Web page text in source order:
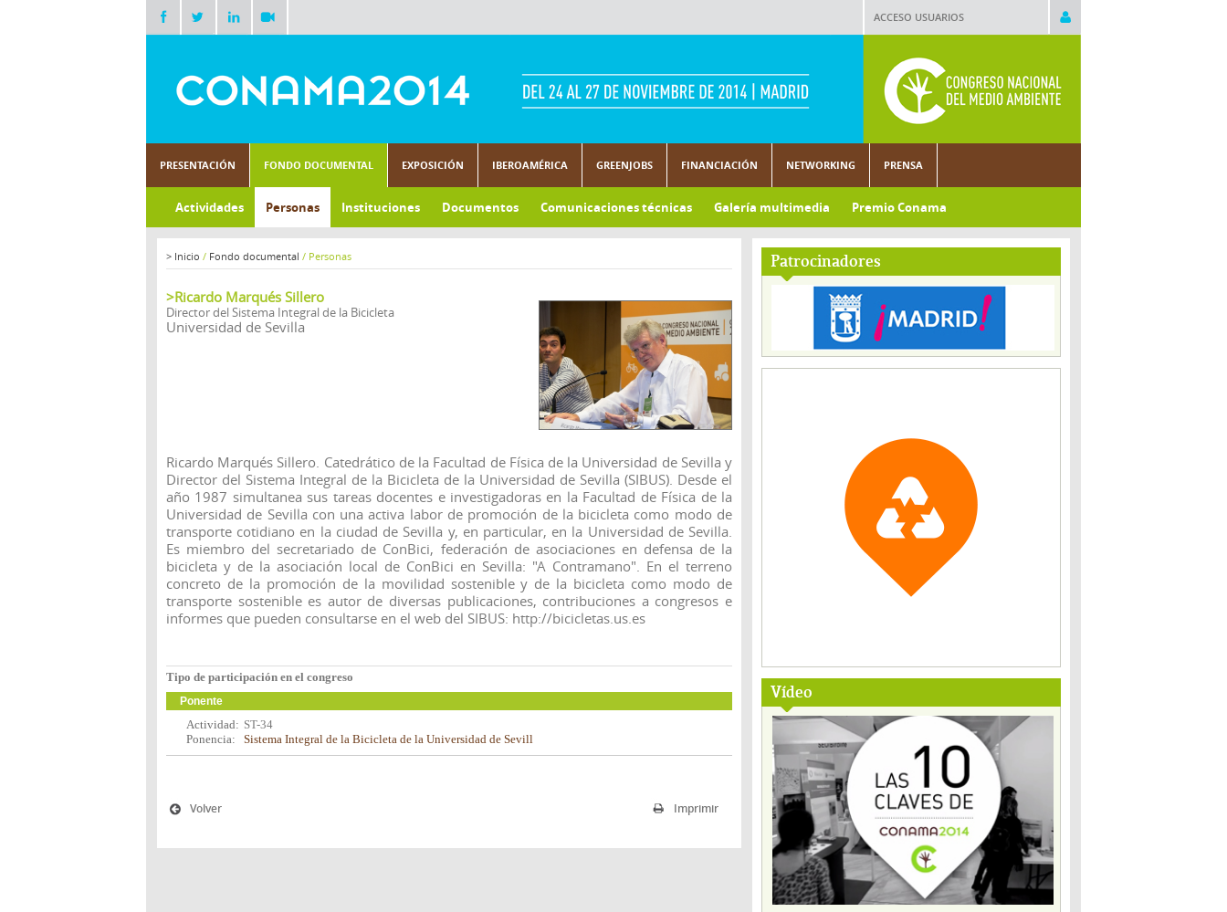
ACCESO USUARIOS
PRESENTACIÓN FONDO DOCUMENTAL EXPOSICIÓN IBEROAMÉRICA GREENJOBS FINANCIACIÓN NETWORKING PRENSA
Actividades Personas Instituciones Documentos Comunicaciones técnicas Galería multimedia Premio Conama
Patrocinadores
Vídeo
> Inicio / Fondo documental / Personas
>Ricardo Marqués Sillero
Director del Sistema Integral de la Bicicleta
Universidad de Sevilla
Ricardo Marqués Sillero. Catedrático de la Facultad de Física de la Universidad de Sevilla y
Director del Sistema Integral de la Bicicleta de la Universidad de Sevilla (SIBUS). Desde el
año 1987 simultanea sus tareas docentes e investigadoras en la Facultad de Física de la
Universidad de Sevilla con una activa labor de promoción de la bicicleta como modo de
transporte cotidiano en la ciudad de Sevilla y, en particular, en la Universidad de Sevilla.
Es miembro del secretariado de ConBici, federación de asociaciones en defensa de la
bicicleta y de la asociación local de ConBici en Sevilla: "A Contramano". En el terreno
concreto de la promoción de la movilidad sostenible y de la bicicleta como modo de
transporte sostenible es autor de diversas publicaciones, contribuciones a congresos e
informes que pueden consultarse en el web del SIBUS: http://bicicletas.us.es
Tipo de participación en el congreso
Ponente
Actividad: ST-34
Ponencia:
Sistema Integral de la Bicicleta de la Universidad de Sevill
Imprimir
Volver